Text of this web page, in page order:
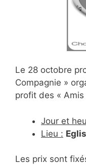
Le 28 octobre
Compagnie »
profit des «
Jour et
Lieu :
Les prix sont